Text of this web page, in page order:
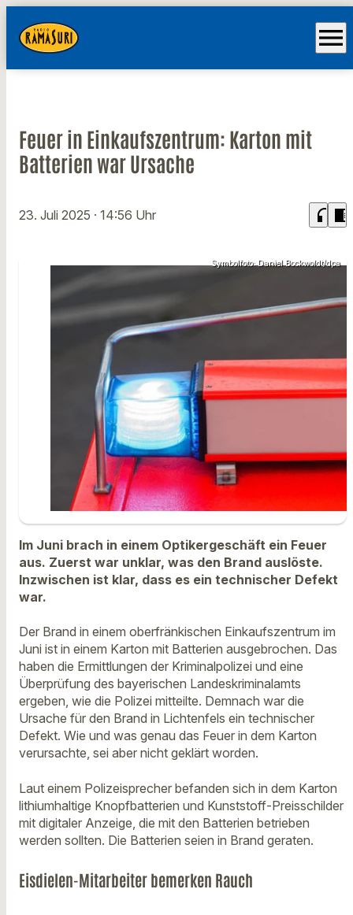
menu
Feuer in Einkaufszentrum: Karton mit
Batterien war Ursache
23. Juli 2025 · 14:56 Uhr headphones chrome_reader_mode
Symbolfoto: Daniel Bockwoldt/dpa
Im Juni brach in einem Optikergeschäft ein Feuer
aus. Zuerst war unklar, was den Brand auslöste.
Inzwischen ist klar, dass es ein technischer Defekt
war.
Der Brand in einem oberfränkischen Einkaufszentrum im
Juni ist in einem Karton mit Batterien ausgebrochen. Das
haben die Ermittlungen der Kriminalpolizei und eine
Überprüfung des bayerischen Landeskriminalamts
ergeben, wie die Polizei mitteilte. Demnach war die
Ursache für den Brand in Lichtenfels ein technischer
Defekt. Wie und was genau das Feuer in dem Karton
verursachte, sei aber nicht geklärt worden.
Laut einem Polizeisprecher befanden sich in dem Karton
lithiumhaltige Knopfbatterien und Kunststoff-Preisschilder
mit digitaler Anzeige, die mit den Batterien betrieben
werden sollten. Die Batterien seien in Brand geraten.
Eisdielen-Mitarbeiter bemerken Rauch